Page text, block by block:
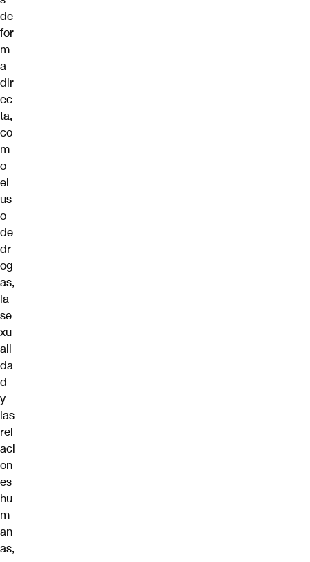
de
for
m
a
dir
ec
ta,
co
m
o
el
us
o
de
dr
og
as,
la
se
xu
ali
da
d
y
las
rel
aci
on
es
hu
m
an
as,